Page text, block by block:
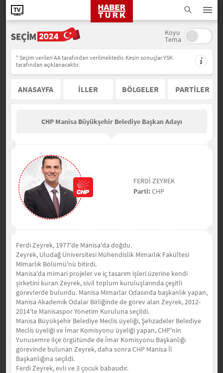
Koyu
Tema
* Seçim verileri AA tarafından verilmektedir. Kesin sonuçlar YSK
tarafından açıklanacaktır.
ANASAYFA İLLER BÖLGELER PARTİLER
CHP Manisa Büyükşehir Belediye Başkan Adayı
FERDİ ZEYREK
Parti:CHP
Ferdi Zeyrek, 1977'de Manisa'da doğdu.
Zeyrek, Uludağ Üniversitesi Mühendislik Mimarlık Fakültesi
Mimarlık Bölümü'nü bitirdi.
Manisa'da mimari projeler ve iç tasarım işleri üzerine kendi
şirketini kuran Zeyrek, sivil toplum kuruluşlarında çeşitli
görevlerde bulundu. Manisa Mimarlar Odasında başkanlık yapan,
Manisa Akademik Odalar Birliğinde de görev alan Zeyrek, 2012-
2014'te Manisaspor Yönetim Kuruluna seçildi.
Manisa Büyükşehir Belediye Meclis üyeliği, Şehzadeler Belediye
Meclis üyeliği ve İmar Komisyonu üyeliği yapan, CHP'nin
Yunusemre ilçe örgütünde de İmar Komisyonu Başkanlığı
görevinde bulunan Zeyrek, daha sonra CHP Manisa İl
Başkanlığına seçildi.
Ferdi Zeyrek, evli ve 3 çocuk babasıdır.